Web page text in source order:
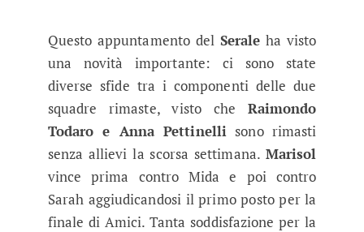
Questo appuntamento del Serale ha visto
una novità importante: ci sono state
diverse sfide tra i componenti delle due
squadre rimaste, visto che Raimondo
Todaro e Anna Pettinelli sono rimasti
senza allievi la scorsa settimana. Marisol
vince prima contro Mida e poi contro
Sarah aggiudicandosi il primo posto per la
finale di Amici. Tanta soddisfazione per la